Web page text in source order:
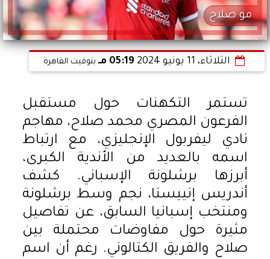
مو صلاح
الثلاثاء، 11 يونيو 2024 05:19 مـ بتوقيت القاهرة
تستمر التكهنات حول مستقبل
الفرعون المصري محمد صلاح، مهاجم
نادي ليفربول الإنجليزي، مع ارتباط
اسمه بالعديد من الأندية الكبرى،
أبرزها برشلونة الإسباني. كشف
أندريس إنييستا، نجم وسط برشلونة
ومنتخب إسبانيا السابق، عن تفاصيل
مثيرة حول مفاوضات محتملة بين
صلاح والفريق الكتالوني. رغم أن اسم